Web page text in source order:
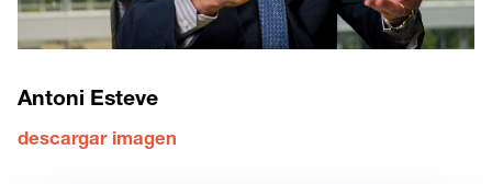
Antoni Esteve
descargar imagen